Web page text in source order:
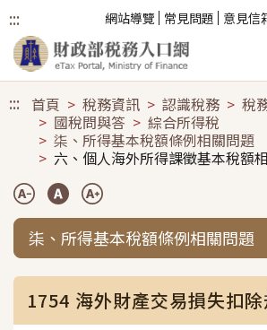
::: 網站導覽 常見問題 意見信
::: 首頁 稅務資訊 認識稅務
稅
國稅問與答
綜合所得稅
柒、所得基本稅額條例相關問題
六、個人海外所得課徵基本稅額
柒、所得基本稅額條例相關問題
1754 海外財產交易損失扣除